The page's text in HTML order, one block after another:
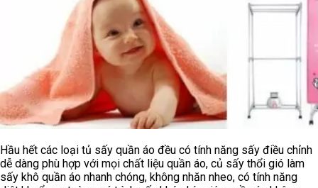
Hầu hết các loại tủ sấy quần áo đều có tính năng sấy điều chỉnh
dễ dàng phù hợp với mọi chất liệu quần áo, củ sấy thổi gió làm
sấy khô quần áo nhanh chóng, không nhăn nheo, có tính năng